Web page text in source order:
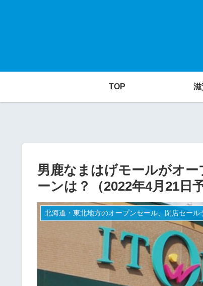
TOP 滋
男鹿なまはげモールがオ
ーンは？（2022年4月21日予
北海道・東北地方のオープンセール、閉店セール